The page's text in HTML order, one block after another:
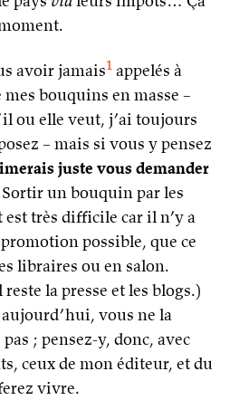
avoir jamais1 appelés à
bouquins en masse –
ou elle veut, j’ai toujours
– mais si vous y pensez
juste vous demander
Sortir un bouquin par les
très difficile car il n’y a
possible, que ce
libraires ou en salon.
la presse et les blogs.)
vous ne la
; pensez-y, donc, avec
ceux de mon éditeur, et du
vivre.